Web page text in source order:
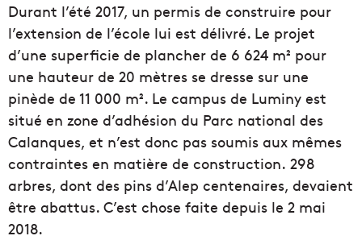
Durant l’été 2017, un permis de construire pour
l’extension de l’école lui est délivré. Le projet
d’une superficie de plancher de 6 624 m² pour
une hauteur de 20 mètres se dresse sur une
pinède de 11 000 m². Le campus de Luminy est
situé en zone d’adhésion du Parc national des
Calanques, et n’est donc pas soumis aux mêmes
contraintes en matière de construction. 298
arbres, dont des pins d’Alep centenaires, devaient
être abattus. C’est chose faite depuis le 2 mai
2018.